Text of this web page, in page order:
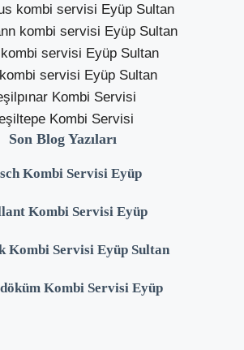
kombi servisi Eyüp Sultan
kombi servisi Eyüp Sultan
servisi Eyüp Sultan
servisi Eyüp Sultan
Kombi Servisi
Kombi Servisi
Son Blog Yazıları
Kombi Servisi Eyüp
Kombi Servisi Eyüp
Kombi Servisi Eyüp Sultan
Kombi Servisi Eyüp